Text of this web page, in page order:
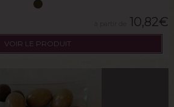
10,82€
VOIR LE PRODUIT